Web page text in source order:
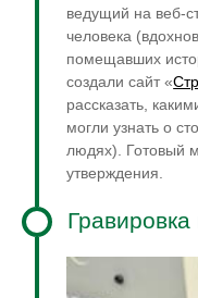
ведущий на веб-
человека
помещавших
создали сайт «
рассказать,
могли узнать о
людях). Готовый
утверждения.
Гравировка